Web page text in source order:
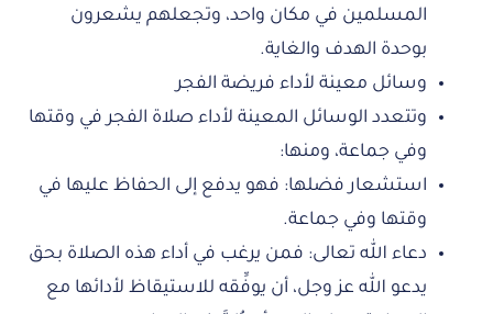
المسلمين في مكان واحد، وتجعلهم يشعرون
بوحدة الهدف والغاية.
وسائل معينة لأداء فريضة الفجر
وتتعدد الوسائل المعينة لأداء صلاة الفجر في وقتها
وفي جماعة، ومنها:
استشعار فضلها: فهو يدفع إلى الحفاظ عليها في
وقتها وفي جماعة.
دعاء الله تعالى: فمن يرغب في أداء هذه الصلاة بحق
يدعو الله عز وجل، أن يوفِّقه للاستيقاظ لأدائها مع